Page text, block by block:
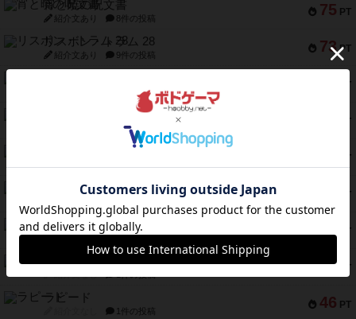
75 PT
宵と暁の呪文書
紹介文あり 8件の投稿
73 PT
リスボン・トラム 28
紹介文あり 9件の投稿
PT
1件の投稿
PT
1件の投稿
PT
スペクタキュラー
PT
スモールワールド
PT
ギャンブラー
52 PT
Bitter End ブタペスト救出作戦
46 PT
ラピード
1件の投稿